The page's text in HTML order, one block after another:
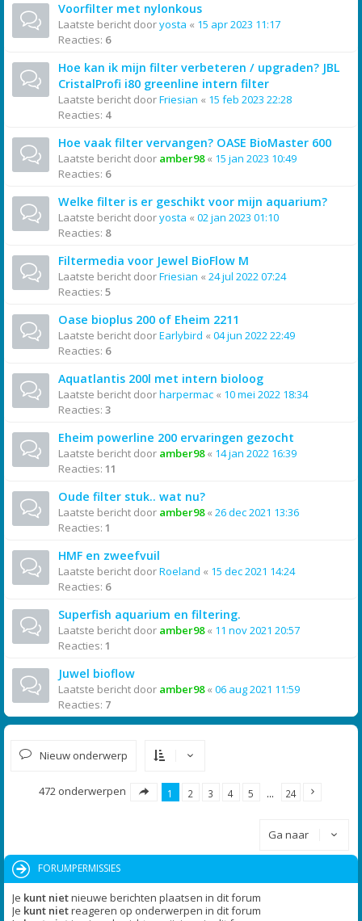
Voorfilter met nylonkous
Laatste bericht dooryosta « 15 apr 2023 11:17
Reacties: 6
Hoe kan ik mijn filter verbeteren / upgraden? JBL
CristalProfi i80 greenline intern filter
Laatste bericht doorFriesian « 15 feb 2023 22:28
Reacties: 4
Hoe vaak filter vervangen? OASE BioMaster 600
Laatste bericht door amber98« 15 jan 2023 10:49
Reacties: 6
Welke filter is er geschikt voor mijn aquarium?
Laatste bericht dooryosta « 02 jan 2023 01:10
Reacties: 8
Filtermedia voor Jewel BioFlow M
Laatste bericht doorFriesian « 24 jul 2022 07:24
Reacties: 5
Oase bioplus 200 of Eheim 2211
Laatste bericht doorEarlybird « 04 jun 2022 22:49
Reacties: 6
Aquatlantis 200l met intern bioloog
Laatste bericht doorharpermac « 10 mei 2022 18:34
Reacties: 3
Eheim powerline 200 ervaringen gezocht
Laatste bericht door amber98« 14 jan 2022 16:39
Reacties: 11
Oude filter stuk.. wat nu?
Laatste bericht door amber98« 26 dec 2021 13:36
Reacties: 1
HMF en zweefvuil
Laatste bericht doorRoeland « 15 dec 2021 14:24
Reacties: 6
Superfish aquarium en filtering.
Laatste bericht door amber98« 11 nov 2021 20:57
Reacties: 1
Juwel bioflow
Laatste bericht door amber98« 06 aug 2021 11:59
Reacties: 7
Nieuw onderwerp
472 onderwerpen 1 2 3 4 5 … 24
Ga naar
FORUMPERMISSIES
Je kunt nietnieuwe berichten plaatsen in dit forum
Je kunt nietreageren op onderwerpen in dit forum